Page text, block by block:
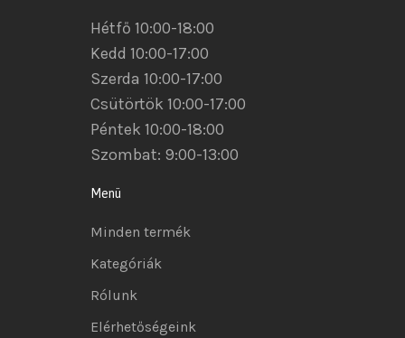
Hétfő 10:00-18:00
Kedd 10:00-17:00
Szerda 10:00-17:00
Csütörtök 10:00-17:00
Péntek 10:00-18:00
Szombat: 9:00-13:00
Menü
Minden termék
Kategóriák
Rólunk
Elérhetőségeink